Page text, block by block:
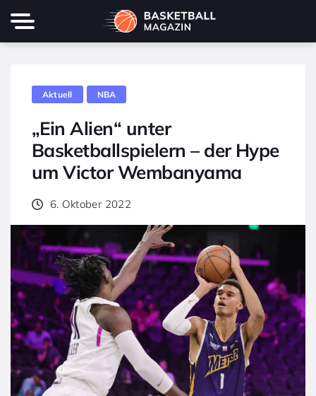
Aktuell NBA
„Ein Alien“ unter
Basketballspielern – der Hype
um Victor Wembanyama
6. Oktober 2022